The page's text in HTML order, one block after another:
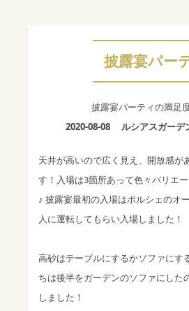
披露宴パー
披露宴パーティの満足
2020-08-08 ルシアスガーデ
天井が高いので広く見え、開放感が
す！入場は3箇所あって色々バリエ
♪ 披露宴最初の入場はポルシェのオ
人に運転してもらい入場しました！
高砂はテーブルにするかソファにす
ちは後半をガーデンのソファにした
しました！